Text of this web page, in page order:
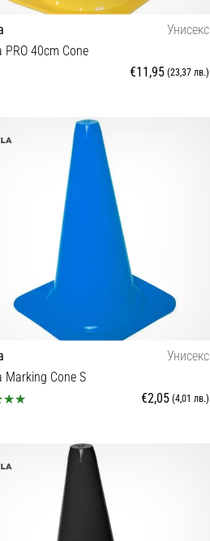
Унисекс
PRO 40cm Cone
€11,95 (23,37 лв.)
Универсален размер
Унисекс
Marking Cone S
€2,05 (4,01 лв.)
OS